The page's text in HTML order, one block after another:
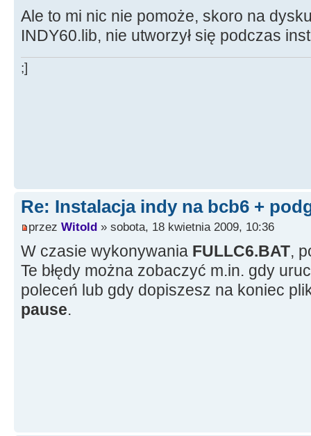
Ale to mi nic nie pomoże, skoro na
INDY60.lib, nie utworzył się podczas
;]
Re: Instalacja indy na bcb6 +
przez Witold » sobota, 18 kwietnia 2009, 10:36
W czasie wykonywania FULLC6.BAT,
Te błędy można zobaczyć m.in. gdy
poleceń lub gdy dopiszesz na koniec
pause.